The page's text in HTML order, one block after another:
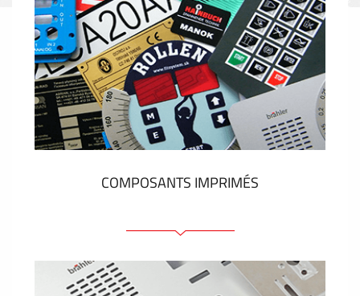
COMPOSANTS IMPRIMÉS
Faces avant plastique
Clavier a membrane